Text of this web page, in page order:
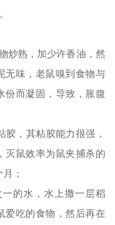
炒熟，加少许香油，然
无味，老鼠嗅到食物与
份而凝固，导致，胀腹
，其粘胶能力很强，
灭鼠效率为鼠夹捕杀的
；
的水，水上撒一层稻
爱吃的食物，然后再在